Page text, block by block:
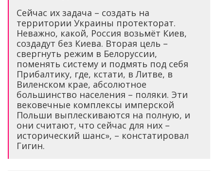
Сейчас их задача – создать на
территории Украины протекторат.
Неважно, какой, Россия возьмёт Киев,
создадут без Киева. Вторая цель –
свергнуть режим в Белоруссии,
поменять систему и подмять под себя
Прибалтику, где, кстати, в Литве, в
Виленском крае, абсолютное
большинство населения – поляки. Эти
вековечные комплексы имперской
Польши выплескиваются на полную, и
они считают, что сейчас для них –
исторический шанс», – констатировал
Гигин.